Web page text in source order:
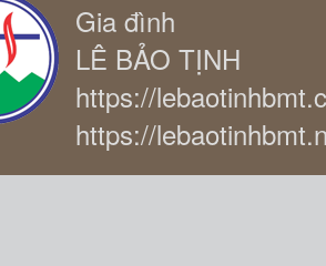
Gia đình
LÊ BẢO TỊNH
https://
https://